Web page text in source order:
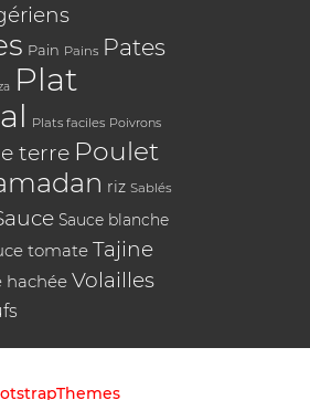
Pain Pains Pates
Plat
Plats faciles Poivrons
terre Poulet
riz Sablés
Sauce blanche
tomate Tajine
hachée Volailles